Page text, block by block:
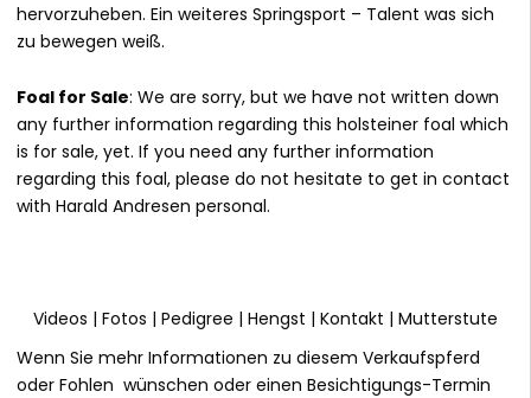
hervorzuheben. Ein weiteres Springsport – Talent was sich
zu bewegen weiß.
Foal for Sale: We are sorry, but we have not written down
any further information regarding this holsteiner foal which
is for sale, yet. If you need any further information
regarding this foal, please do not hesitate to get in contact
with Harald Andresen personal.
Videos | Fotos | Pedigree | Hengst | Kontakt | Mutterstute
Wenn Sie mehr Informationen zu diesem Verkaufspferd
oder Fohlen wünschen oder einen Besichtigungs-Termin